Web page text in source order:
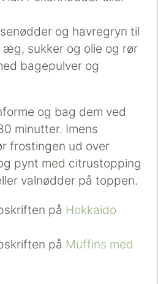
og havregryn til
æg, sukker og olie og rør
bagepulver og
og bag dem ved
minutter. Imens
frostingen ud over
pynt med citrustopping
valnødder på toppen.
på Hokkaido
på Muffins med